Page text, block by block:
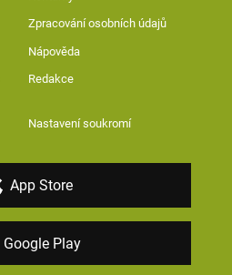
Zpracování osobních údajů
Nápověda
Redakce
Nastavení soukromí
App Store
Google Play